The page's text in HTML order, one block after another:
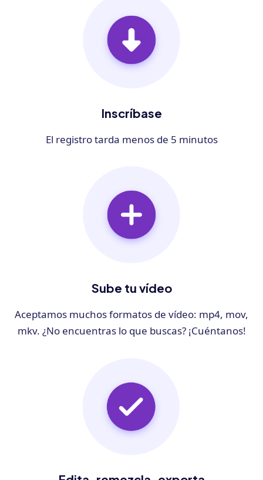
Inscríbase
El registro tarda menos de 5 minutos
Sube tu vídeo
Aceptamos muchos formatos de vídeo: mp4, mov,
mkv. ¿No encuentras lo que buscas? ¡Cuéntanos!